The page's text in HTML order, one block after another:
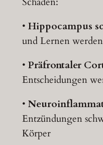
• Hippocampus
und Lernen
• Präfrontaler
Entscheidungen
•
Entzündungen
Körper